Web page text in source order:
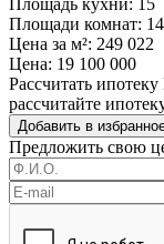
Площадь кухни: 15
Площади комнат:
Цена за м²: 249 022
Цена: 19 100 000
Рассчитать ипотеку
рассчитайте
Добавить в
Предложить свою